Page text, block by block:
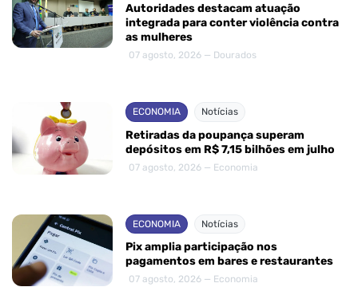
Autoridades destacam atuação
integrada para conter violência contra
as mulheres
07 agosto, 2026 — Dourados
ECONOMIA Notícias
Retiradas da poupança superam
depósitos em R$ 7,15 bilhões em julho
07 agosto, 2026 — Economia
ECONOMIA Notícias
Pix amplia participação nos
pagamentos em bares e restaurantes
07 agosto, 2026 — Economia